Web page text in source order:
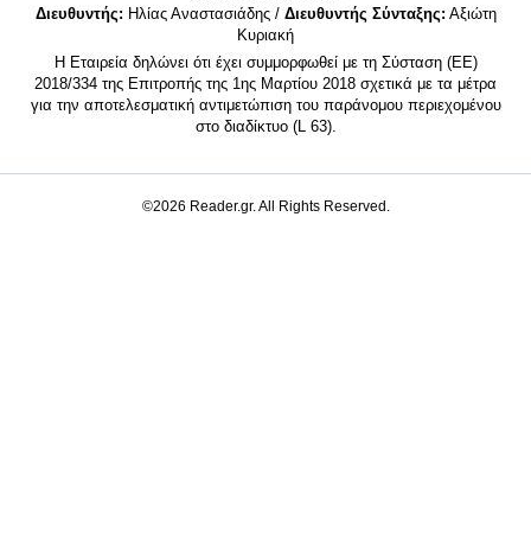
Διευθυντής: Ηλίας Αναστασιάδης / Διευθυντής Σύνταξης: Αξιώτη
Κυριακή
Η Εταιρεία δηλώνει ότι έχει συμμορφωθεί με τη Σύσταση (ΕΕ)
2018/334 της Επιτροπής της 1ης Μαρτίου 2018 σχετικά με τα μέτρα
για την αποτελεσματική αντιμετώπιση του παράνομου περιεχομένου
στο διαδίκτυο (L 63).
©2026 Reader.gr. All Rights Reserved.